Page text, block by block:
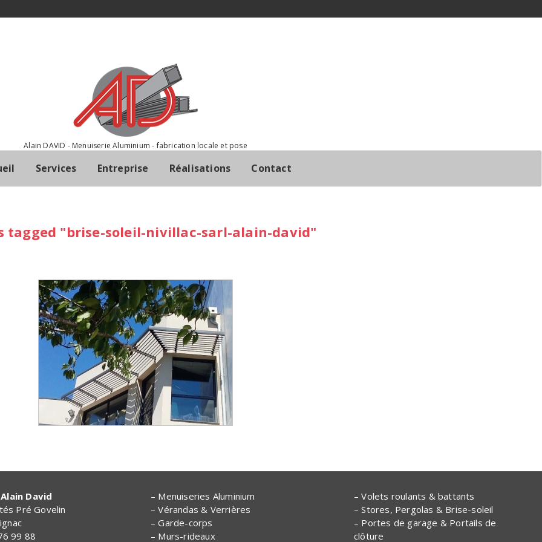
Alain DAVID - Menuiserie Aluminium - fabrication locale et pose
Services Entreprise Réalisations Contact
tagged "brise-soleil-nivillac-sarl-alain-david"
David
Pré Govelin
99 88
– Menuiseries Aluminium
– Vérandas & Verrières
– Garde-corps
– Murs-rideaux
– Volets roulants & battants
– Stores, Pergolas & Brise-soleil
– Portes de garage & Portails de
clôture